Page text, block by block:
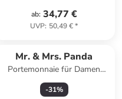
ab: 34,77 €
UVP: 50,49 €*
Mr. & Mrs. Panda
Portemonnaie für Damen
Pinguin Diät mit Spruch in
Weiß
-31%